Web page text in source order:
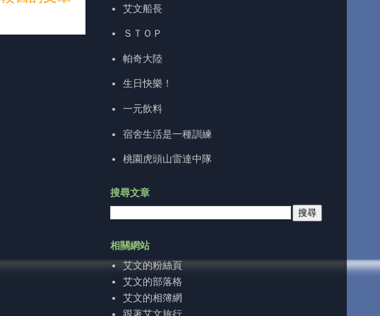
艾文船長
ＳＴＯＰ
帕奇大陸
生日快樂！
一元飲料
宿舍生活是一種訓練
桃園虎頭山雷達中隊
搜尋文章
相關網站
艾文的粉絲頁
艾文的部落格
艾文的相簿網